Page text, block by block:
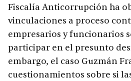
Fiscalía Anticorrupción ha
vinculaciones a proceso
empresarios y funcionarios
participar en el presunto
embargo, el caso Guzmán
cuestionamientos sobre si